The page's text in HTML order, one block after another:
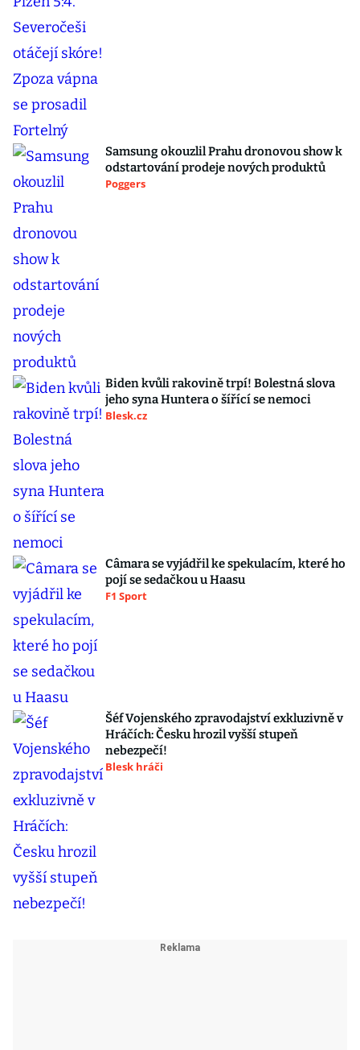
Samsung okouzlil Prahu dronovou show k
odstartování prodeje nových produktů
Poggers
Biden kvůli rakovině trpí! Bolestná slova
jeho syna Huntera o šířící se nemoci
Blesk.cz
Câmara se vyjádřil ke spekulacím, které ho
pojí se sedačkou u Haasu
F1 Sport
Šéf Vojenského zpravodajství exkluzivně v
Hráčích: Česku hrozil vyšší stupeň
nebezpečí!
Blesk hráči